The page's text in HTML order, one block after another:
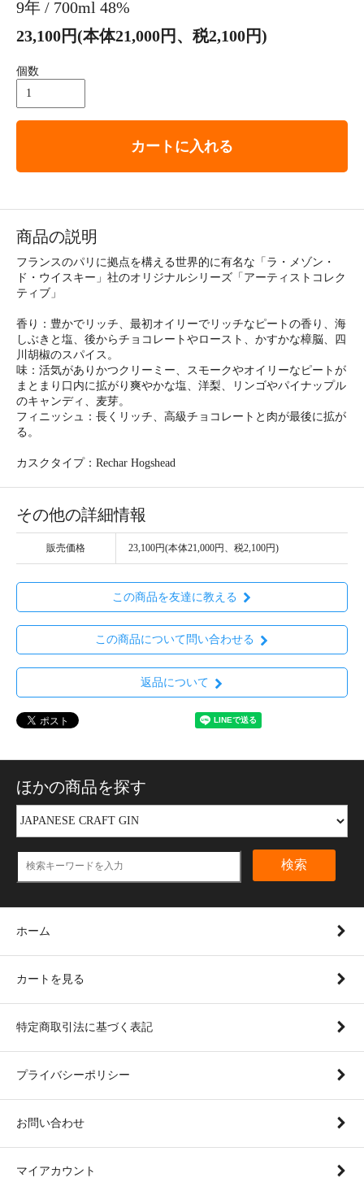
9年 / 700ml 48%
23,100円(本体21,000円、税2,100円)
個数
カートに入れる
商品の説明
フランスのパリに拠点を構える世界的に有名な「ラ・メゾン・
ド・ウイスキー」社のオリジナルシリーズ「アーティストコレク
ティブ」
香り：豊かでリッチ、最初オイリーでリッチなピートの香り、海
しぶきと塩、後からチョコレートやロースト、かすかな樟脳、四
川胡椒のスパイス。
味：活気がありかつクリーミー、スモークやオイリーなピートが
まとまり口内に拡がり爽やかな塩、洋梨、リンゴやパイナップル
のキャンディ、麦芽。
フィニッシュ：長くリッチ、高級チョコレートと肉が最後に拡が
る。
カスクタイプ：Rechar Hogshead
その他の詳細情報
販売価格 23,100円(本体21,000円、税2,100円)
この商品を友達に教える
この商品について問い合わせる
返品について
ほかの商品を探す
検索
ホーム
カートを見る
特定商取引法に基づく表記
プライバシーポリシー
お問い合わせ
マイアカウント